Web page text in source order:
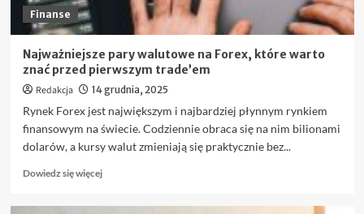
Finanse
Najważniejsze pary walutowe na Forex, które warto
znać przed pierwszym trade’em
Redakcja 14 grudnia, 2025
Rynek Forex jest największym i najbardziej płynnym rynkiem
finansowym na świecie. Codziennie obraca się na nim bilionami
dolarów, a kursy walut zmieniają się praktycznie bez...
Dowiedz się więcejDowiedz